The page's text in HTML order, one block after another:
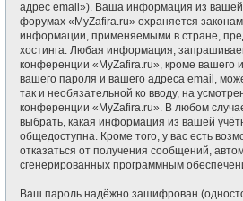
адрес email»). Ваша информация из вашей
форумах «MyZafira.ru» охраняется
информации, применяемыми в стране,
хостинга. Любая информация,
конференции «MyZafira.ru», кроме вашего
вашего пароля и вашего адреса email,
так и необязательной ко вводу, на
конференции «MyZafira.ru». В любом
выбрать, какая информация из вашей
общедоступна. Кроме того, у вас есть
отказаться от получения сообщений,
сгенерированных программным
Ваш пароль надёжно зашифрован